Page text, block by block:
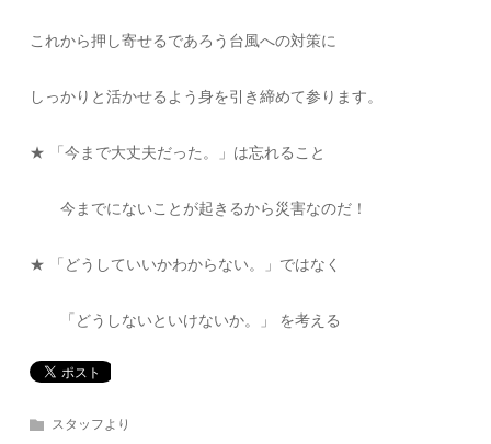
これから押し寄せるであろう台風への対策に
しっかりと活かせるよう身を引き締めて参ります。
★ 「今まで大丈夫だった。」は忘れること
今までにないことが起きるから災害なのだ！
★ 「どうしていいかわからない。」ではなく
「どうしないといけないか。」 を考える
スタッフより